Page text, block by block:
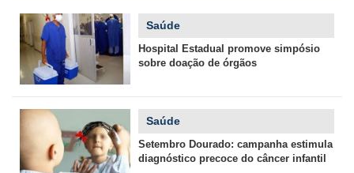
Saúde
Hospital Estadual promove simpósio
sobre doação de órgãos
Saúde
Setembro Dourado: campanha estimula
diagnóstico precoce do câncer infantil